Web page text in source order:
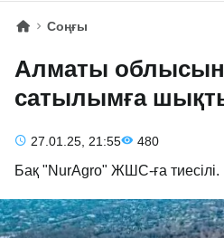
Соңғы
Алматы
сатылымға
27.01.25, 21:55 480
Бақ "NurAgro" ЖШС-ға тиесілі.